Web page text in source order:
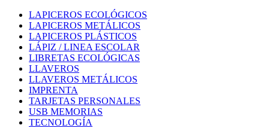
LAPICEROS ECOLÓGICOS
LAPICEROS METÁLICOS
LAPICEROS PLÁSTICOS
LÁPIZ / LINEA ESCOLAR
LIBRETAS ECOLÓGICAS
LLAVEROS
LLAVEROS METÁLICOS
IMPRENTA
TARJETAS PERSONALES
USB MEMORIAS
TECNOLOGÍA